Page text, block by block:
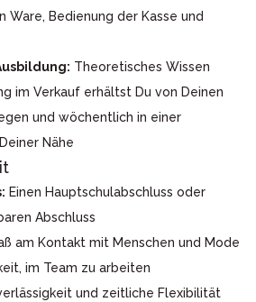
Ware, Bedienung der Kasse und
Theoretisches Wissen
im Verkauf erhältst Du von Deinen
und wöchentlich in einer
Nähe
Einen Hauptschulabschluss oder
Abschluss
am Kontakt mit Menschen und Mode
im Team zu arbeiten
und zeitliche Flexibilität